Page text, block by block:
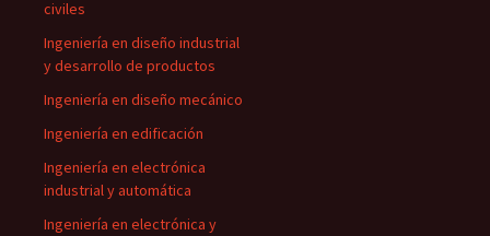
civiles
Ingeniería en diseño industrial
y desarrollo de productos
Ingeniería en diseño mecánico
Ingeniería en edificación
Ingeniería en electrónica
industrial y automática
Ingeniería en electrónica y